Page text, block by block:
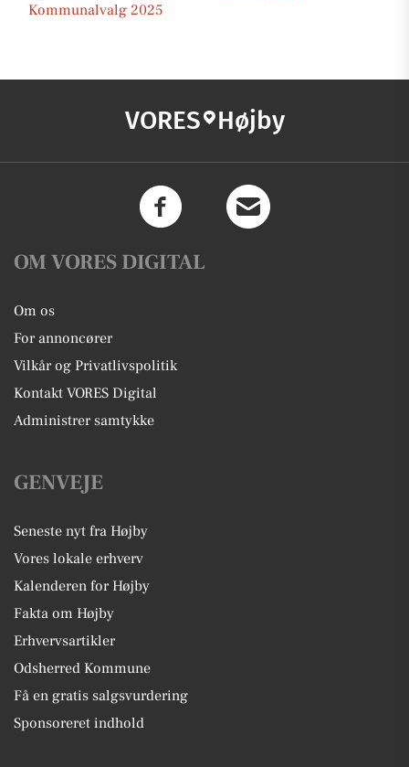
Kommunalvalg 2025
VORES Højby
OM VORES DIGITAL
Om os
For annoncører
Vilkår og Privatlivspolitik
Kontakt VORES Digital
Administrer samtykke
GENVEJE
Seneste nyt fra Højby
Vores lokale erhverv
Kalenderen for Højby
Fakta om Højby
Erhvervsartikler
Odsherred Kommune
Få en gratis salgsvurdering
Sponsoreret indhold